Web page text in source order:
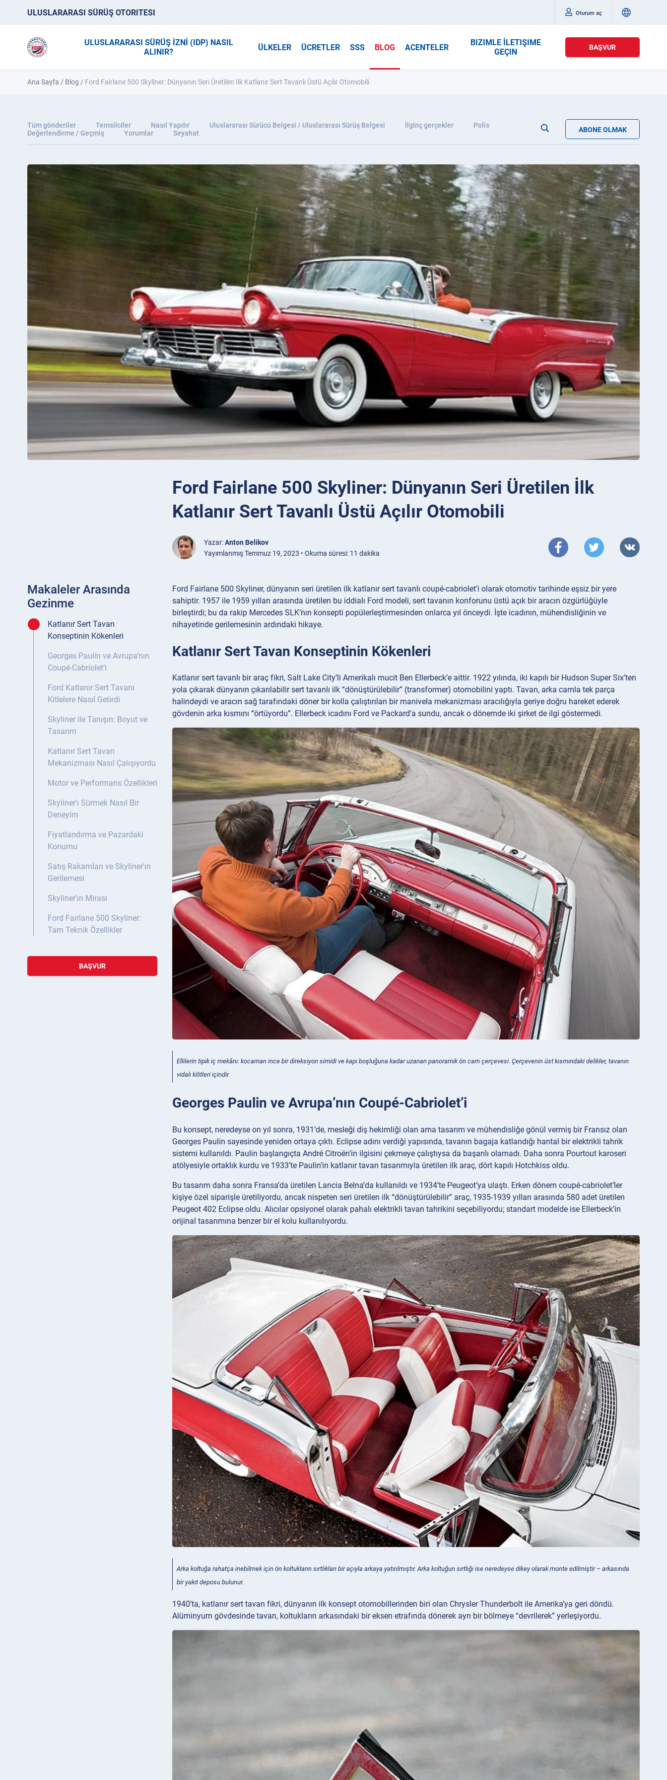
ULUSLARARASI SÜRÜŞ OTORITESI Oturum aç
ULUSLARARASI SÜRÜŞ İZNİ (IDP) NASIL
ALINIR?
ÜLKELER ÜCRETLER SSS BLOG ACENTELER
BIZIMLE İLETIŞIME
GEÇIN
BAŞVUR
Ana Sayfa / Blog / Ford Fairlane 500 Skyliner: Dünyanın Seri Üretilen İlk Katlanır Sert Tavanlı Üstü Açılır Otomobili
Tüm gönderiler Temsilciler Nasıl Yapılır Uluslararası Sürücü Belgesi / Uluslararası Sürüş Belgesi İlginç gerçekler
Polis
Değerlendirme / Geçmiş
Yorumlar Seyahat ABONE OLMAK
Ford Fairlane 500 Skyliner: Dünyanın Seri Üretilen İlk
Katlanır Sert Tavanlı Üstü Açılır Otomobili
Yazar:Anton Belikov
Yayımlanmış Temmuz 19, 2023 • Okuma süresi: 11 dakika
Makaleler Arasında
Gezinme
Katlanır Sert Tavan
Konseptinin Kökenleri
Georges Paulin ve Avrupa’nın
Coupé-Cabriolet’i
Ford Katlanır Sert Tavanı
Kitlelere Nasıl Getirdi
Skyliner ile Tanışın: Boyut ve
Tasarım
Katlanır Sert Tavan
Mekanizması Nasıl Çalışıyordu
Motor ve Performans Özellikleri
Skyliner’ı Sürmek Nasıl Bir
Deneyim
Fiyatlandırma ve Pazardaki
Konumu
Satış Rakamları ve Skyliner’ın
Gerilemesi
Skyliner’ın Mirası
Ford Fairlane 500 Skyliner:
Tam Teknik Özellikler
BAŞVUR
Ford Fairlane 500 Skyliner, dünyanın seri üretilen ilk katlanır sert tavanlı coupé-cabriolet’i olarak otomotiv tarihinde eşsiz bir yere
sahiptir. 1957 ile 1959 yılları arasında üretilen bu iddialı Ford modeli, sert tavanın konforunu üstü açık bir aracın özgürlüğüyle
birleştirdi; bu da rakip Mercedes SLK’nın konsepti popülerleştirmesinden onlarca yıl önceydi. İşte icadının, mühendisliğinin ve
nihayetinde gerilemesinin ardındaki hikaye.
Katlanır Sert Tavan Konseptinin Kökenleri
Katlanır sert tavanlı bir araç fikri, Salt Lake City’li Amerikalı mucit Ben Ellerbeck’e aittir. 1922 yılında, iki kapılı bir Hudson Super Six’ten
yola çıkarak dünyanın çıkarılabilir sert tavanlı ilk “dönüştürülebilir” (transformer) otomobilini yaptı. Tavan, arka camla tek parça
halindeydi ve aracın sağ tarafındaki döner bir kolla çalıştırılan bir manivela mekanizması aracılığıyla geriye doğru hareket ederek
gövdenin arka kısmını “örtüyordu”. Ellerbeck icadını Ford ve Packard’a sundu, ancak o dönemde iki şirket de ilgi göstermedi.
Ellilerin tipik iç mekânı: kocaman ince bir direksiyon simidi ve kapı boşluğuna kadar uzanan panoramik ön cam çerçevesi. Çerçevenin üst kısmındaki delikler, tavanın
vidalı kilitleri içindir.
Georges Paulin ve Avrupa’nın Coupé-Cabriolet’i
Bu konsept, neredeyse on yıl sonra, 1931’de, mesleği diş hekimliği olan ama tasarım ve mühendisliğe gönül vermiş bir Fransız olan
Georges Paulin sayesinde yeniden ortaya çıktı. Eclipse adını verdiği yapısında, tavanın bagaja katlandığı hantal bir elektrikli tahrik
sistemi kullanıldı. Paulin başlangıçta André Citroën’in ilgisini çekmeye çalıştıysa da başarılı olamadı. Daha sonra Pourtout karoseri
atölyesiyle ortaklık kurdu ve 1933’te Paulin’in katlanır tavan tasarımıyla üretilen ilk araç, dört kapılı Hotchkiss oldu.
Bu tasarım daha sonra Fransa’da üretilen Lancia Belna’da kullanıldı ve 1934’te Peugeot’ya ulaştı. Erken dönem coupé-cabriolet’ler
kişiye özel siparişle üretiliyordu, ancak nispeten seri üretilen ilk “dönüştürülebilir” araç, 1935-1939 yılları arasında 580 adet üretilen
Peugeot 402 Eclipse oldu. Alıcılar opsiyonel olarak pahalı elektrikli tavan tahrikini seçebiliyordu; standart modelde ise Ellerbeck’in
orijinal tasarımına benzer bir el kolu kullanılıyordu.
Arka koltuğa rahatça inebilmek için ön koltukların sırtlıkları bir açıyla arkaya yatırılmıştır. Arka koltuğun sırtlığı ise neredeyse dikey olarak monte edilmiştir – arkasında
bir yakıt deposu bulunur.
1940’ta, katlanır sert tavan fikri, dünyanın ilk konsept otomobillerinden biri olan Chrysler Thunderbolt ile Amerika’ya geri döndü.
Alüminyum gövdesinde tavan, koltukların arkasındaki bir eksen etrafında dönerek ayrı bir bölmeye “devrilerek” yerleşiyordu.